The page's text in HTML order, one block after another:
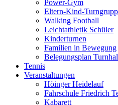
Power-Gym
Eltern-Kind-
Walking Football
Leichtathletik Schüler
Kinderturnen
Familien in Bewegung
Belegungsplan
Tennis
Veranstaltungen
Höinger Heidelauf
Fahrschule Friedrich
Kabarett